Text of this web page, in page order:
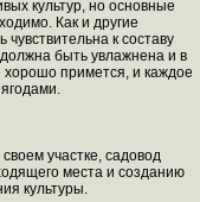
культур, но основные
Как и другие
к составу
быть увлажнена и в
хорошо примется, и каждое
участке, садовод
места и созданию
культуры.